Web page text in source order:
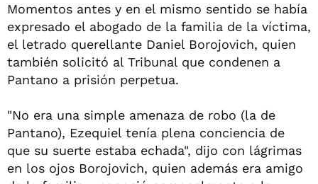
Momentos antes y en el mismo sentido se había
expresado el abogado de la familia de la víctima,
el letrado querellante Daniel Borojovich, quien
también solicitó al Tribunal que condenen a
Pantano a prisión perpetua.
"No era una simple amenaza de robo (la de
Pantano), Ezequiel tenía plena conciencia de
que su suerte estaba echada", dijo con lágrimas
en los ojos Borojovich, quien además era amigo